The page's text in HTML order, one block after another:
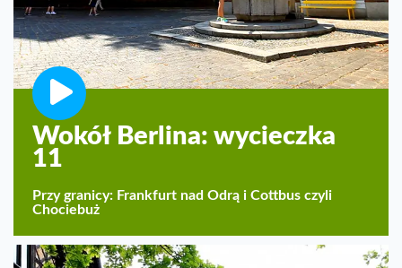
Wokół Berlina: wycieczka
11
Przy granicy: Frankfurt nad Odrą i Cottbus czyli
Chociebuż